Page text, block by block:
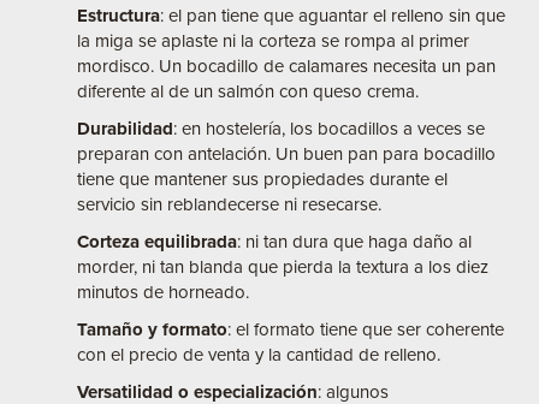
Estructura: el pan tiene que aguantar el relleno sin que
la miga se aplaste ni la corteza se rompa al primer
mordisco. Un bocadillo de calamares necesita un pan
diferente al de un salmón con queso crema.
Durabilidad: en hostelería, los bocadillos a veces se
preparan con antelación. Un buen pan para bocadillo
tiene que mantener sus propiedades durante el
servicio sin reblandecerse ni resecarse.
Corteza equilibrada: ni tan dura que haga daño al
morder, ni tan blanda que pierda la textura a los diez
minutos de horneado.
Tamaño y formato: el formato tiene que ser coherente
con el precio de venta y la cantidad de relleno.
Versatilidad o especialización: algunos